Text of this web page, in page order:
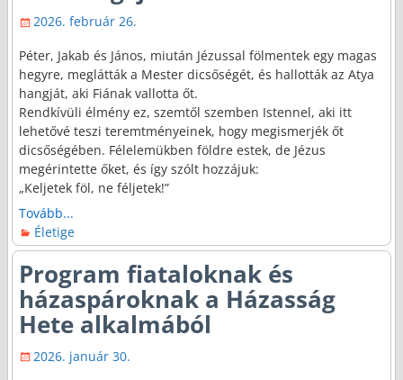
2026. február 26.
Péter, Jakab és János, miután Jézussal fölmentek egy magas
hegyre, meglátták a Mester dicsőségét, és hallották az Atya
hangját, aki Fiának vallotta őt.
Rendkívüli élmény ez, szemtől szemben Istennel, aki itt
lehetővé teszi teremtményeinek, hogy megismerjék őt
dicsőségében. Félelemükben földre estek, de Jézus
megérintette őket, és így szólt hozzájuk:
„Keljetek föl, ne féljetek!”
Tovább...
Életige
Program fiataloknak és
házaspároknak a Házasság
Hete alkalmából
2026. január 30.